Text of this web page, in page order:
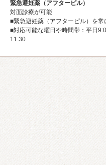
緊急避妊薬（アフターピル）
対面診療が可能
■緊急避妊薬（アフターピル）を常
■対応可能な曜日や時間帯：平日
11:30